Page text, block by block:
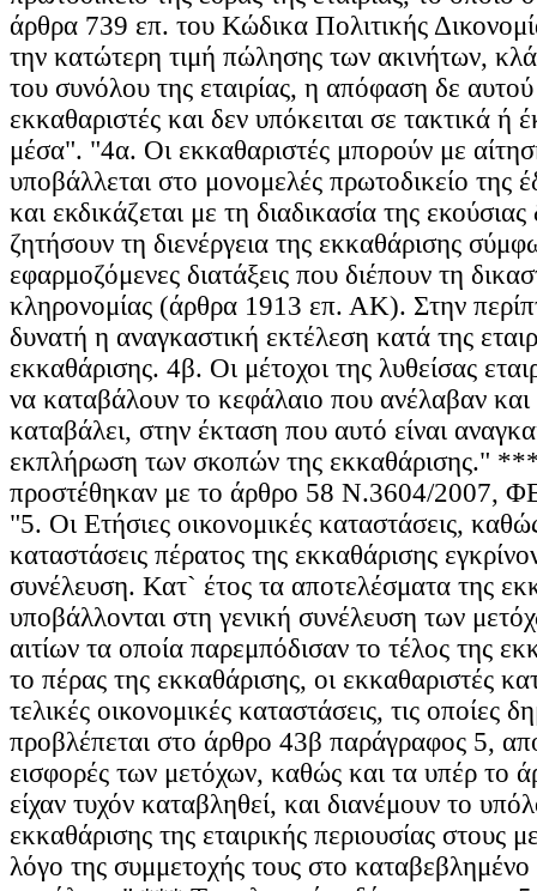
άρθρα 739 επ. του Κώδικα Πολιτικής
την κατώτερη τιμή πώλησης των ακινήτων,
του συνόλου της εταιρίας, η απόφαση δε αυτού
εκκαθαριστές και δεν υπόκειται σε τακτικά ή
μέσα". "4α. Οι εκκαθαριστές μπορούν με
υποβάλλεται στο μονομελές πρωτοδικείο της
και εκδικάζεται με τη διαδικασία της
ζητήσουν τη διενέργεια της εκκαθάρισης
εφαρμοζόμενες διατάξεις που διέπουν τη
κληρονομίας (άρθρα 1913 επ. ΑΚ). Στην
δυνατή η αναγκαστική εκτέλεση κατά της
εκκαθάρισης. 4β. Οι μέτοχοι της λυθείσας
να καταβάλουν το κεφάλαιο που ανέλαβαν
καταβάλει, στην έκταση που αυτό είναι
εκπλήρωση των σκοπών της εκκαθάρισης."
προστέθηκαν με το άρθρο 58 Ν.3604/2007,
"5. Οι Ετήσιες οικονομικές καταστάσεις,
καταστάσεις πέρατος της εκκαθάρισης
συνέλευση. Κατ` έτος τα αποτελέσματα της
υποβάλλονται στη γενική συνέλευση των
αιτίων τα οποία παρεμπόδισαν το τέλος της
το πέρας της εκκαθάρισης, οι εκκαθαριστές
τελικές οικονομικές καταστάσεις, τις οποίες
προβλέπεται στο άρθρο 43β παράγραφος 5,
εισφορές των μετόχων, καθώς και τα υπέρ το
είχαν τυχόν καταβληθεί, και διανέμουν το
εκκαθάρισης της εταιρικής περιουσίας στους
λόγο της συμμετοχής τους στο